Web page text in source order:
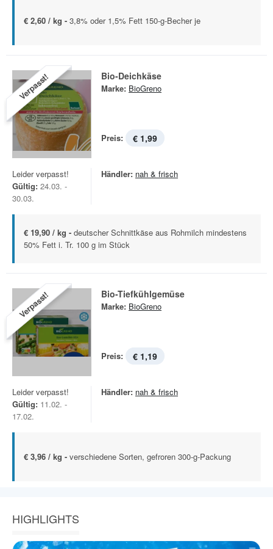
€ 2,60 / kg - 3,8% oder 1,5% Fett 150-g-Becher je
Verpasst! Bio-Deichkäse
Marke: BioGreno
Preis: € 1,99
Leider verpasst!
Gültig: 24.03. -
30.03.
Händler: nah & frisch
€ 19,90 / kg - deutscher Schnittkäse aus Rohmilch mindestens
50% Fett i. Tr. 100 g im Stück
Verpasst! Bio-Tiefkühlgemüse
Marke: BioGreno
Preis: € 1,19
Leider verpasst!
Gültig: 11.02. -
17.02.
Händler: nah & frisch
€ 3,96 / kg - verschiedene Sorten, gefroren 300-g-Packung
HIGHLIGHTS